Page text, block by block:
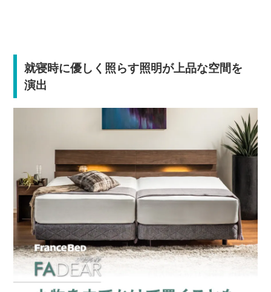
就寝時に優しく照らす照明が上品な空間を
演出